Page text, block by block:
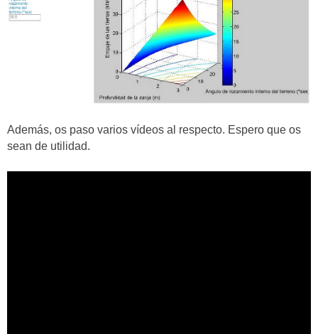
Además, os paso varios vídeos al respecto. Espero que os
sean de utilidad.